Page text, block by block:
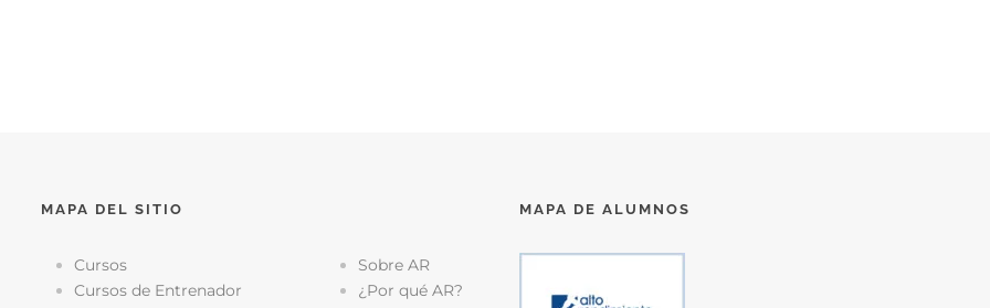
MAPA DEL SITIO
Cursos
Cursos de Entrenador
Sobre AR
¿Por qué AR?
MAPA DE ALUMNOS